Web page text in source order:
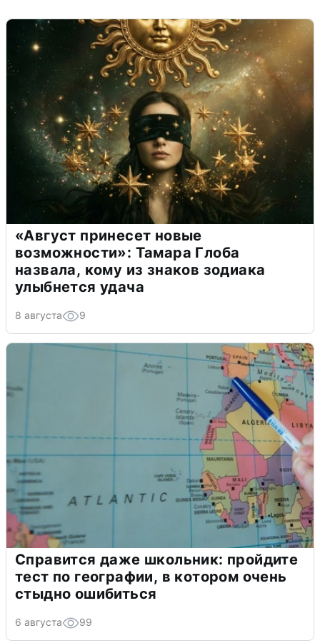
«Август принесет новые
возможности»: Тамара Глоба
назвала, кому из знаков зодиака
улыбнется удача
8 августа 9
Справится даже школьник: пройдите
тест по географии, в котором очень
стыдно ошибиться
6 августа 99